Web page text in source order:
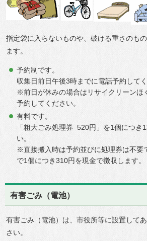
指定袋に入らないものや、破ける重さのも
ます。
予約制です。
収集日前日午後3時までに電話予約してく
※前日が休みの場合はリサイクリーンほ
予約してください。
有料です。
「粗大ごみ処理券 520円」を1個につき
い。
※直接搬入時は予約並びに処理券は不要
で1個につき310円を現金で徴収します。
有害ごみ（電池）
有害ごみ（電池）は、市役所等に設置して
さい。